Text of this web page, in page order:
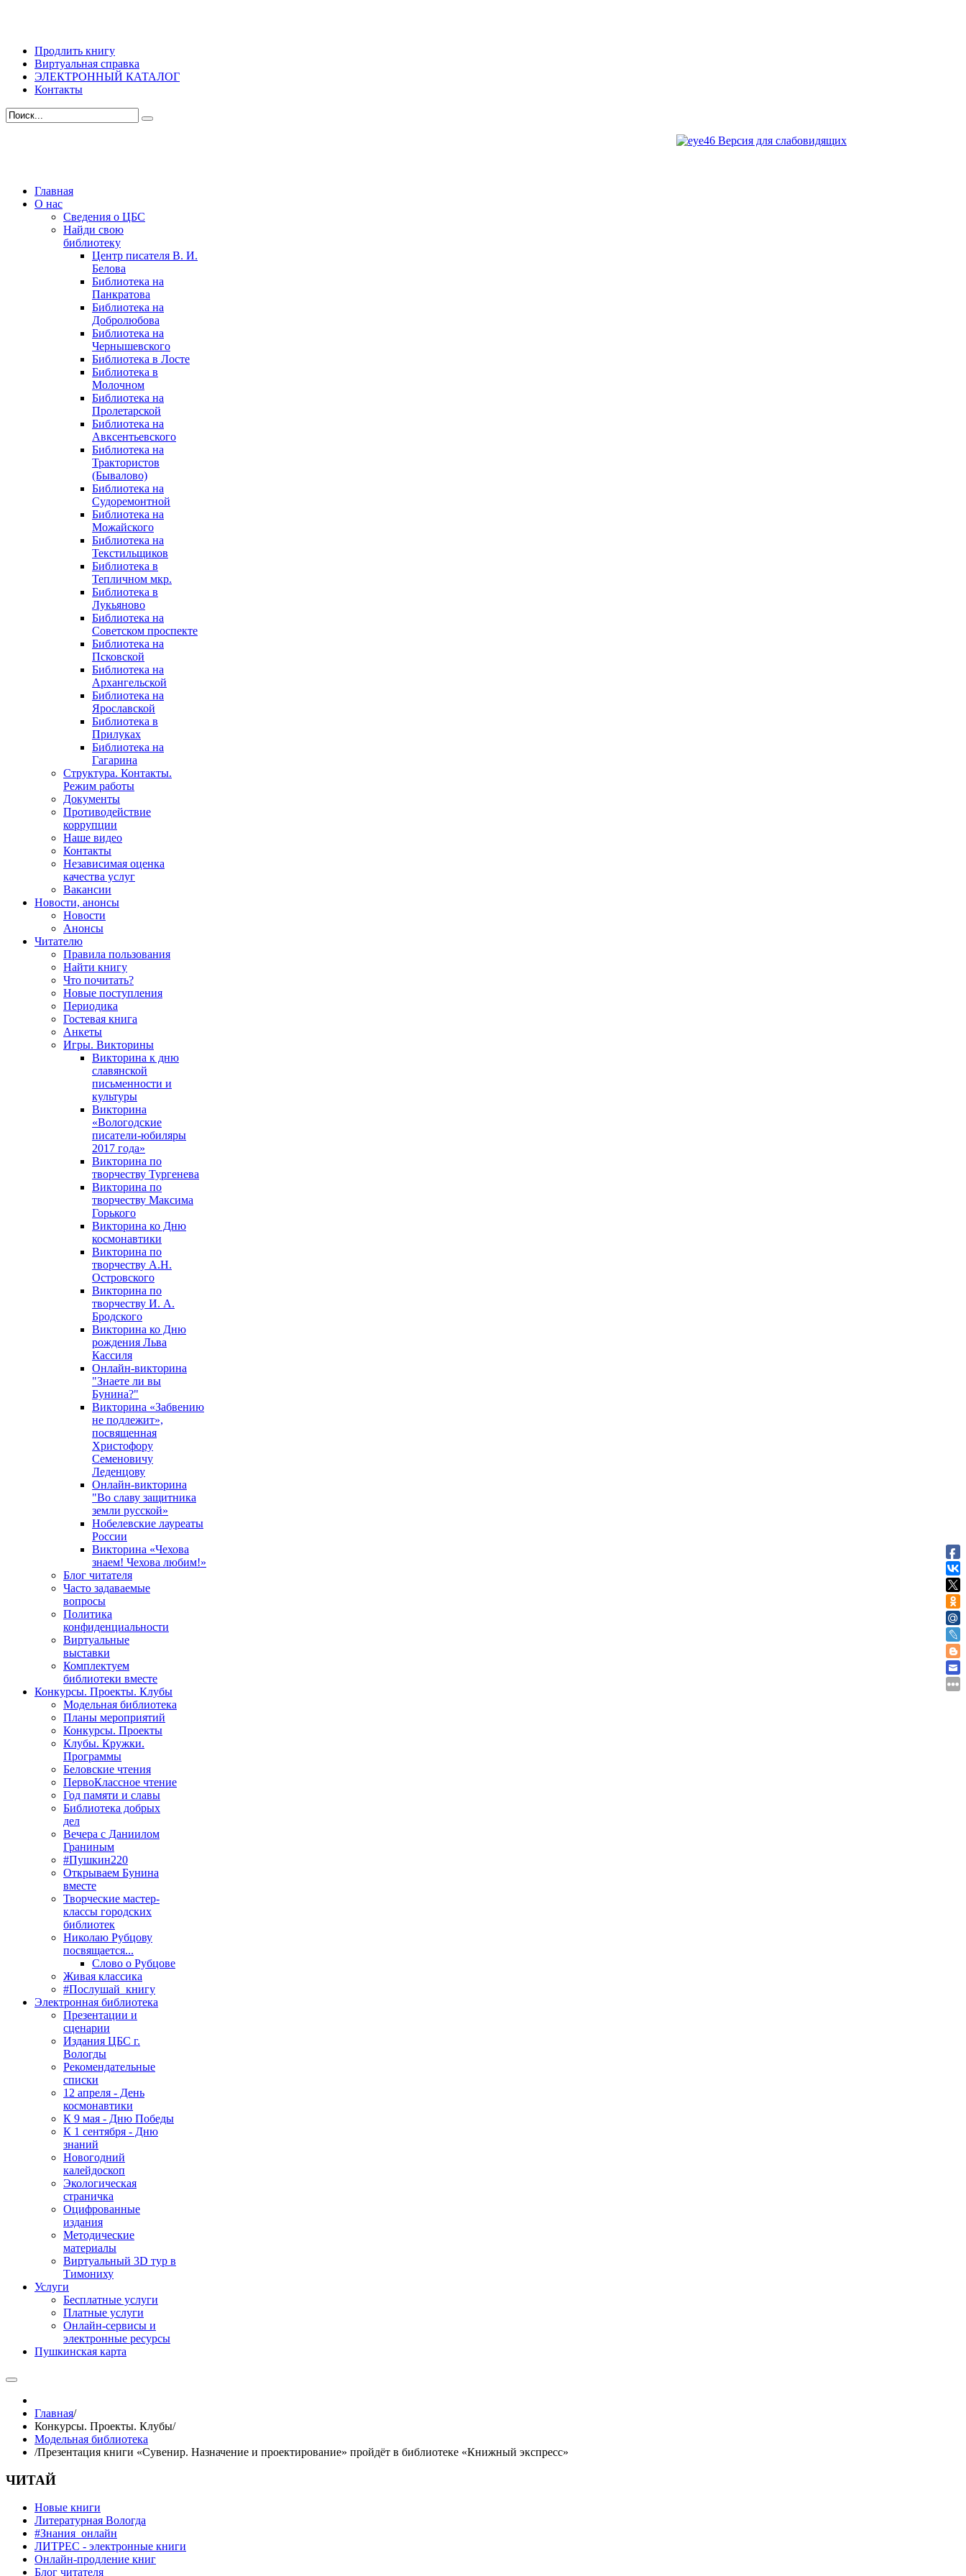
Продлить книгу
Виртуальная справка
ЭЛЕКТРОННЫЙ КАТАЛОГ
Контакты
Версия для слабовидящих
Главная
О нас
Сведения о ЦБС
Найди свою
библиотеку
Центр писателя В. И.
Белова
Библиотека на
Панкратова
Библиотека на
Добролюбова
Библиотека на
Чернышевского
Библиотека в Лосте
Библиотека в
Молочном
Библиотека на
Пролетарской
Библиотека на
Авксентьевского
Библиотека на
Трактористов
(Бывалово)
Библиотека на
Судоремонтной
Библиотека на
Можайского
Библиотека на
Текстильщиков
Библиотека в
Тепличном мкр.
Библиотека в
Лукьяново
Библиотека на
Советском проспекте
Библиотека на
Псковской
Библиотека на
Архангельской
Библиотека на
Ярославской
Библиотека в
Прилуках
Библиотека на
Гагарина
Структура. Контакты.
Режим работы
Документы
Противодействие
коррупции
Наше видео
Контакты
Независимая оценка
качества услуг
Вакансии
Новости, анонсы
Новости
Анонсы
Читателю
Правила пользования
Найти книгу
Что почитать?
Новые поступления
Периодика
Гостевая книга
Анкеты
Игры. Викторины
Викторина к дню
славянской
письменности и
культуры
Викторина
«Вологодские
писатели-юбиляры
2017 года»
Викторина по
творчеству Тургенева
Викторина по
творчеству Максима
Горького
Викторина ко Дню
космонавтики
Викторина по
творчеству А.Н.
Островского
Викторина по
творчеству И. А.
Бродского
Викторина ко Дню
рождения Льва
Кассиля
Онлайн-викторина
"Знаете ли вы
Бунина?"
Викторина «Забвению
не подлежит»,
посвященная
Христофору
Семеновичу
Леденцову
Онлайн-викторина
"Во славу защитника
земли русской»
Нобелевские лауреаты
России
Викторина «Чехова
знаем! Чехова любим!»
Блог читателя
Часто задаваемые
вопросы
Политика
конфиденциальности
Виртуальные
выставки
Комплектуем
библиотеки вместе
Конкурсы. Проекты. Клубы
Модельная библиотека
Планы мероприятий
Конкурсы. Проекты
Клубы. Кружки.
Программы
Беловские чтения
ПервоКлассное чтение
Год памяти и славы
Библиотека добрых
дел
Вечера с Даниилом
Граниным
#Пушкин220
Открываем Бунина
вместе
Творческие мастер-
классы городских
библиотек
Николаю Рубцову
посвящается...
Слово о Рубцове
Живая классика
#Послушай_книгу
Электронная библиотека
Презентации и
сценарии
Издания ЦБС г.
Вологды
Рекомендательные
списки
12 апреля - День
космонавтики
К 9 мая - Дню Победы
К 1 сентября - Дню
знаний
Новогодний
калейдоскоп
Экологическая
страничка
Оцифрованные
издания
Методические
материалы
Виртуальный 3D тур в
Тимониху
Услуги
Бесплатные услуги
Платные услуги
Онлайн-сервисы и
электронные ресурсы
Пушкинская карта
Главная/
Конкурсы. Проекты. Клубы/
Модельная библиотека
/Презентация книги «Сувенир. Назначение и проектирование» пройдёт в библиотеке «Книжный экспресс»
ЧИТАЙ
Новые книги
Литературная Вологда
#Знания_онлайн
ЛИТРЕС - электронные книги
Онлайн-продление книг
Блог читателя